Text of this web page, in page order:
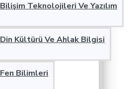
Bilişim Teknolojileri Ve Yazılım
Din Kültürü Ve Ahlak Bilgisi
Fen Bilimleri